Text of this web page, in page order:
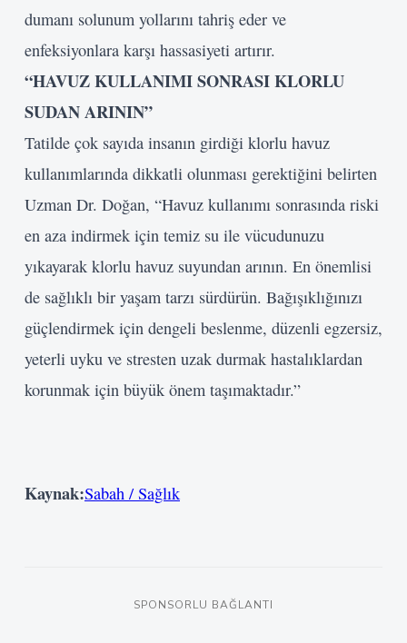
dumanı solunum yollarını tahriş eder ve
enfeksiyonlara karşı hassasiyeti artırır.
“HAVUZ KULLANIMI SONRASI KLORLU
SUDAN ARININ”
Tatilde çok sayıda insanın girdiği klorlu havuz
kullanımlarında dikkatli olunması gerektiğini belirten
Uzman Dr. Doğan, “Havuz kullanımı sonrasında riski
en aza indirmek için temiz su ile vücudunuzu
yıkayarak klorlu havuz suyundan arının. En önemlisi
de sağlıklı bir yaşam tarzı sürdürün. Bağışıklığınızı
güçlendirmek için dengeli beslenme, düzenli egzersiz,
yeterli uyku ve stresten uzak durmak hastalıklardan
korunmak için büyük önem taşımaktadır.”
Kaynak:Sabah / Sağlık
SPONSORLU BAĞLANTI